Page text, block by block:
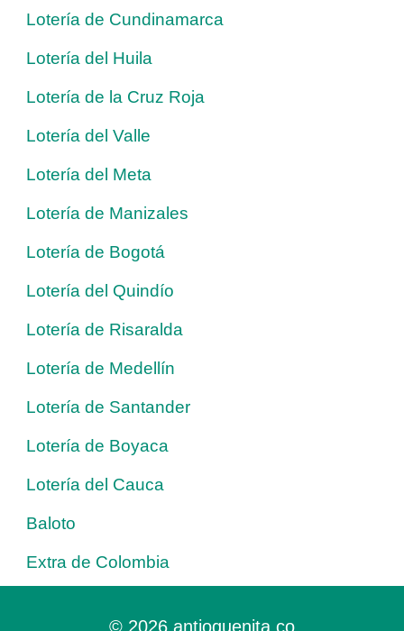
Lotería de Cundinamarca
Lotería del Huila
Lotería de la Cruz Roja
Lotería del Valle
Lotería del Meta
Lotería de Manizales
Lotería de Bogotá
Lotería del Quindío
Lotería de Risaralda
Lotería de Medellín
Lotería de Santander
Lotería de Boyaca
Lotería del Cauca
Baloto
Extra de Colombia
© 2026 antioquenita.co